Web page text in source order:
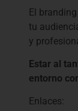
El
tu
y
Estar al
entorno
Enlaces: